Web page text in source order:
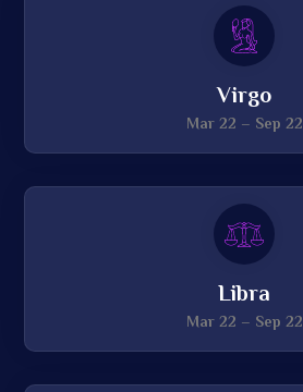
Virgo
Mar 22 – Sep 22
Libra
Mar 22 – Sep 22